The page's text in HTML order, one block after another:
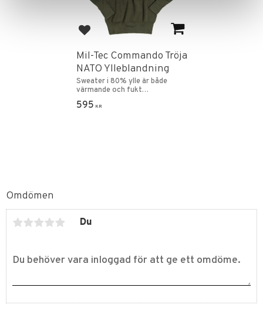
Omdömen
Du
Lägg till i favoriter
Mil-Tec Commando Tröja
NATO Ylleblandning
Sweater i 80% ylle är både
värmande och fukt
transporterande.
595 KR